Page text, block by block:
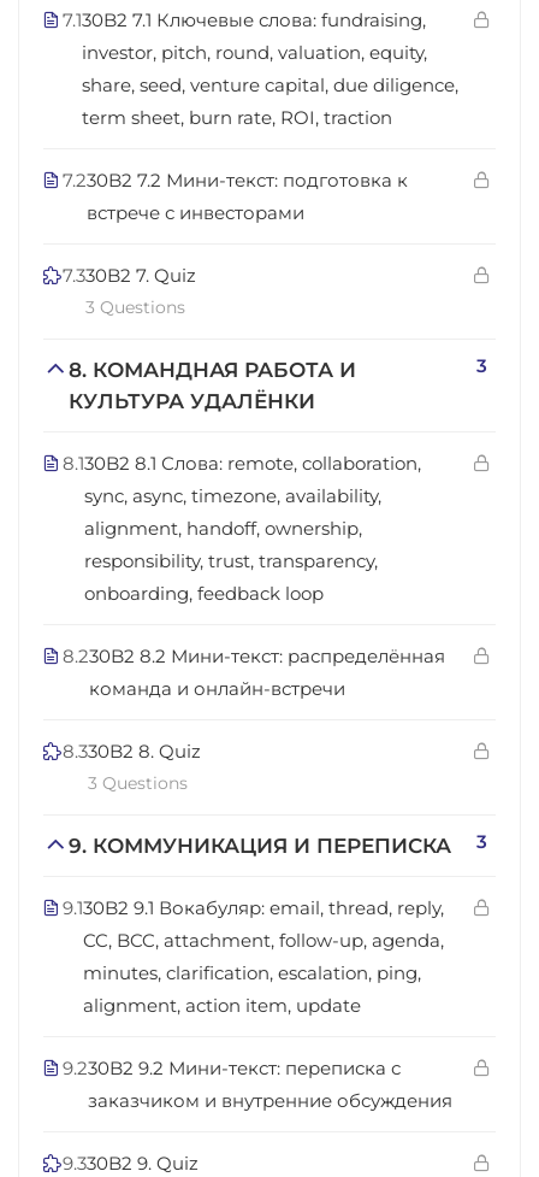
7.130B2 7.1 Ключевые слова: fundraising,
investor, pitch, round, valuation, equity,
share, seed, venture capital, due diligence,
term sheet, burn rate, ROI, traction
7.230B2 7.2 Мини-текст: подготовка к
встрече с инвесторами
7.330B2 7. Quiz
3 Questions
8. КОМАНДНАЯ РАБОТА И
КУЛЬТУРА УДАЛЁНКИ
3
8.130B2 8.1 Слова: remote, collaboration,
sync, async, timezone, availability,
alignment, handoff, ownership,
responsibility, trust, transparency,
onboarding, feedback loop
8.230B2 8.2 Мини-текст: распределённая
команда и онлайн-встречи
8.330B2 8. Quiz
3 Questions
9. КОММУНИКАЦИЯ И ПЕРЕПИСКА 3
9.130B2 9.1 Вокабуляр: email, thread, reply,
CC, BCC, attachment, follow-up, agenda,
minutes, clarification, escalation, ping,
alignment, action item, update
9.230B2 9.2 Мини-текст: переписка с
заказчиком и внутренние обсуждения
9.330B2 9. Quiz